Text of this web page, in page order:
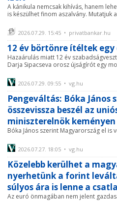
A kánikula nemcsak kihívás, hanem
is készülhet finom aszalvány. Mutatjuk
2026.07.29. 15:45 • privatbankar.hu
12 év börtönre ítéltek
Hazaárulás miatt 12 év
Darja Sipacseva orosz újságírót egy
2026.07.29. 09:55 • vg.hu
Pengeváltás: Bóka János
összevissza beszél az
miniszterelnök
Bóka János szerint Magyarország el is
2026.07.27. 18:05 • vg.hu
Közelebb kerülhet a
nyerhetünk a forint
súlyos ára is lenne a
Az euró önmagában nem jelent